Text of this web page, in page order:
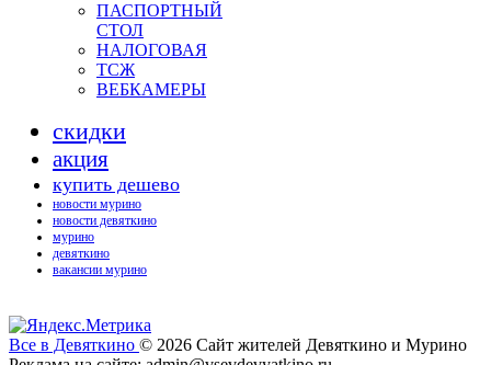
ПАСПОРТНЫЙ
СТОЛ
НАЛОГОВАЯ
ТСЖ
ВЕБКАМЕРЫ
скидки
акция
купить дешево
новости мурино
новости девяткино
мурино
девяткино
вакансии мурино
Все в Девяткино © 2026 Сайт жителей Девяткино и Мурино